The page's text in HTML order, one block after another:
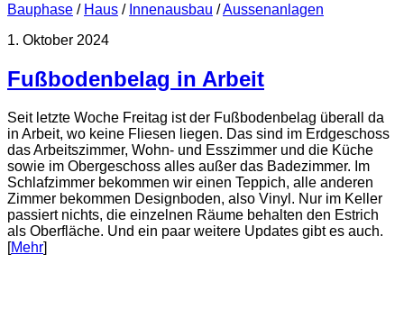
Bauphase / Haus / Innenausbau /Aussenanlagen
1. Oktober 2024
Fußbodenbelag in Arbeit
Seit letzte Woche Freitag ist der Fußbodenbelag überall da
in Arbeit, wo keine Fliesen liegen. Das sind im Erdgeschoss
das Arbeitszimmer, Wohn- und Esszimmer und die Küche
sowie im Obergeschoss alles außer das Badezimmer. Im
Schlafzimmer bekommen wir einen Teppich, alle anderen
Zimmer bekommen Designboden, also Vinyl. Nur im Keller
passiert nichts, die einzelnen Räume behalten den Estrich
als Oberfläche. Und ein paar weitere Updates gibt es auch.
[Mehr]